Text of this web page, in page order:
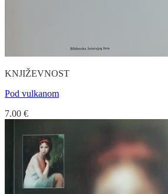
KNJIŽEVNOST
Pod vulkanom
7.00 €